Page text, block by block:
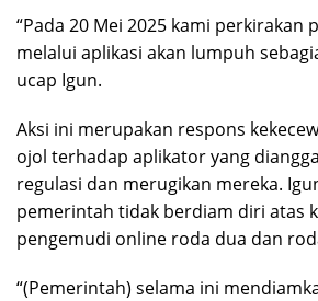
“Pada 20 Mei 2025 kami perkirakan
melalui aplikasi akan lumpuh
ucap Igun.
Aksi ini merupakan respons
ojol terhadap aplikator yang
regulasi dan merugikan mereka.
pemerintah tidak berdiam diri atas
pengemudi online roda dua dan
“(Pemerintah) selama ini